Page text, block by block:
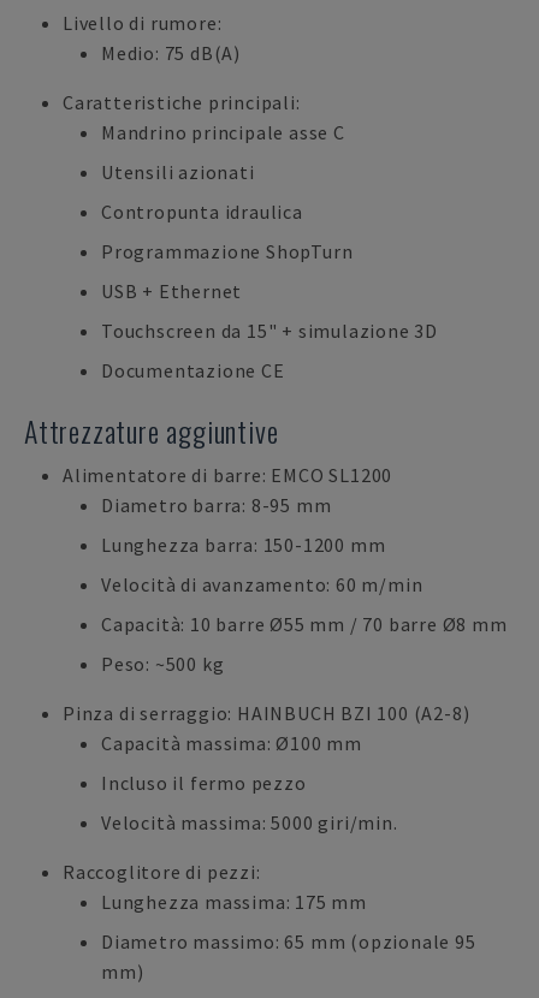
Livello di rumore:
Medio: 75 dB(A)
Caratteristiche principali:
Mandrino principale asse C
Utensili azionati
Contropunta idraulica
Programmazione ShopTurn
USB + Ethernet
Touchscreen da 15" + simulazione 3D
Documentazione CE
Attrezzature aggiuntive
Alimentatore di barre: EMCO SL1200
Diametro barra: 8-95 mm
Lunghezza barra: 150-1200 mm
Velocità di avanzamento: 60 m/min
Capacità: 10 barre Ø55 mm / 70 barre Ø8 mm
Peso: ~500 kg
Pinza di serraggio: HAINBUCH BZI 100 (A2-8)
Capacità massima: Ø100 mm
Incluso il fermo pezzo
Velocità massima: 5000 giri/min.
Raccoglitore di pezzi:
Lunghezza massima: 175 mm
Diametro massimo: 65 mm (opzionale 95
mm)